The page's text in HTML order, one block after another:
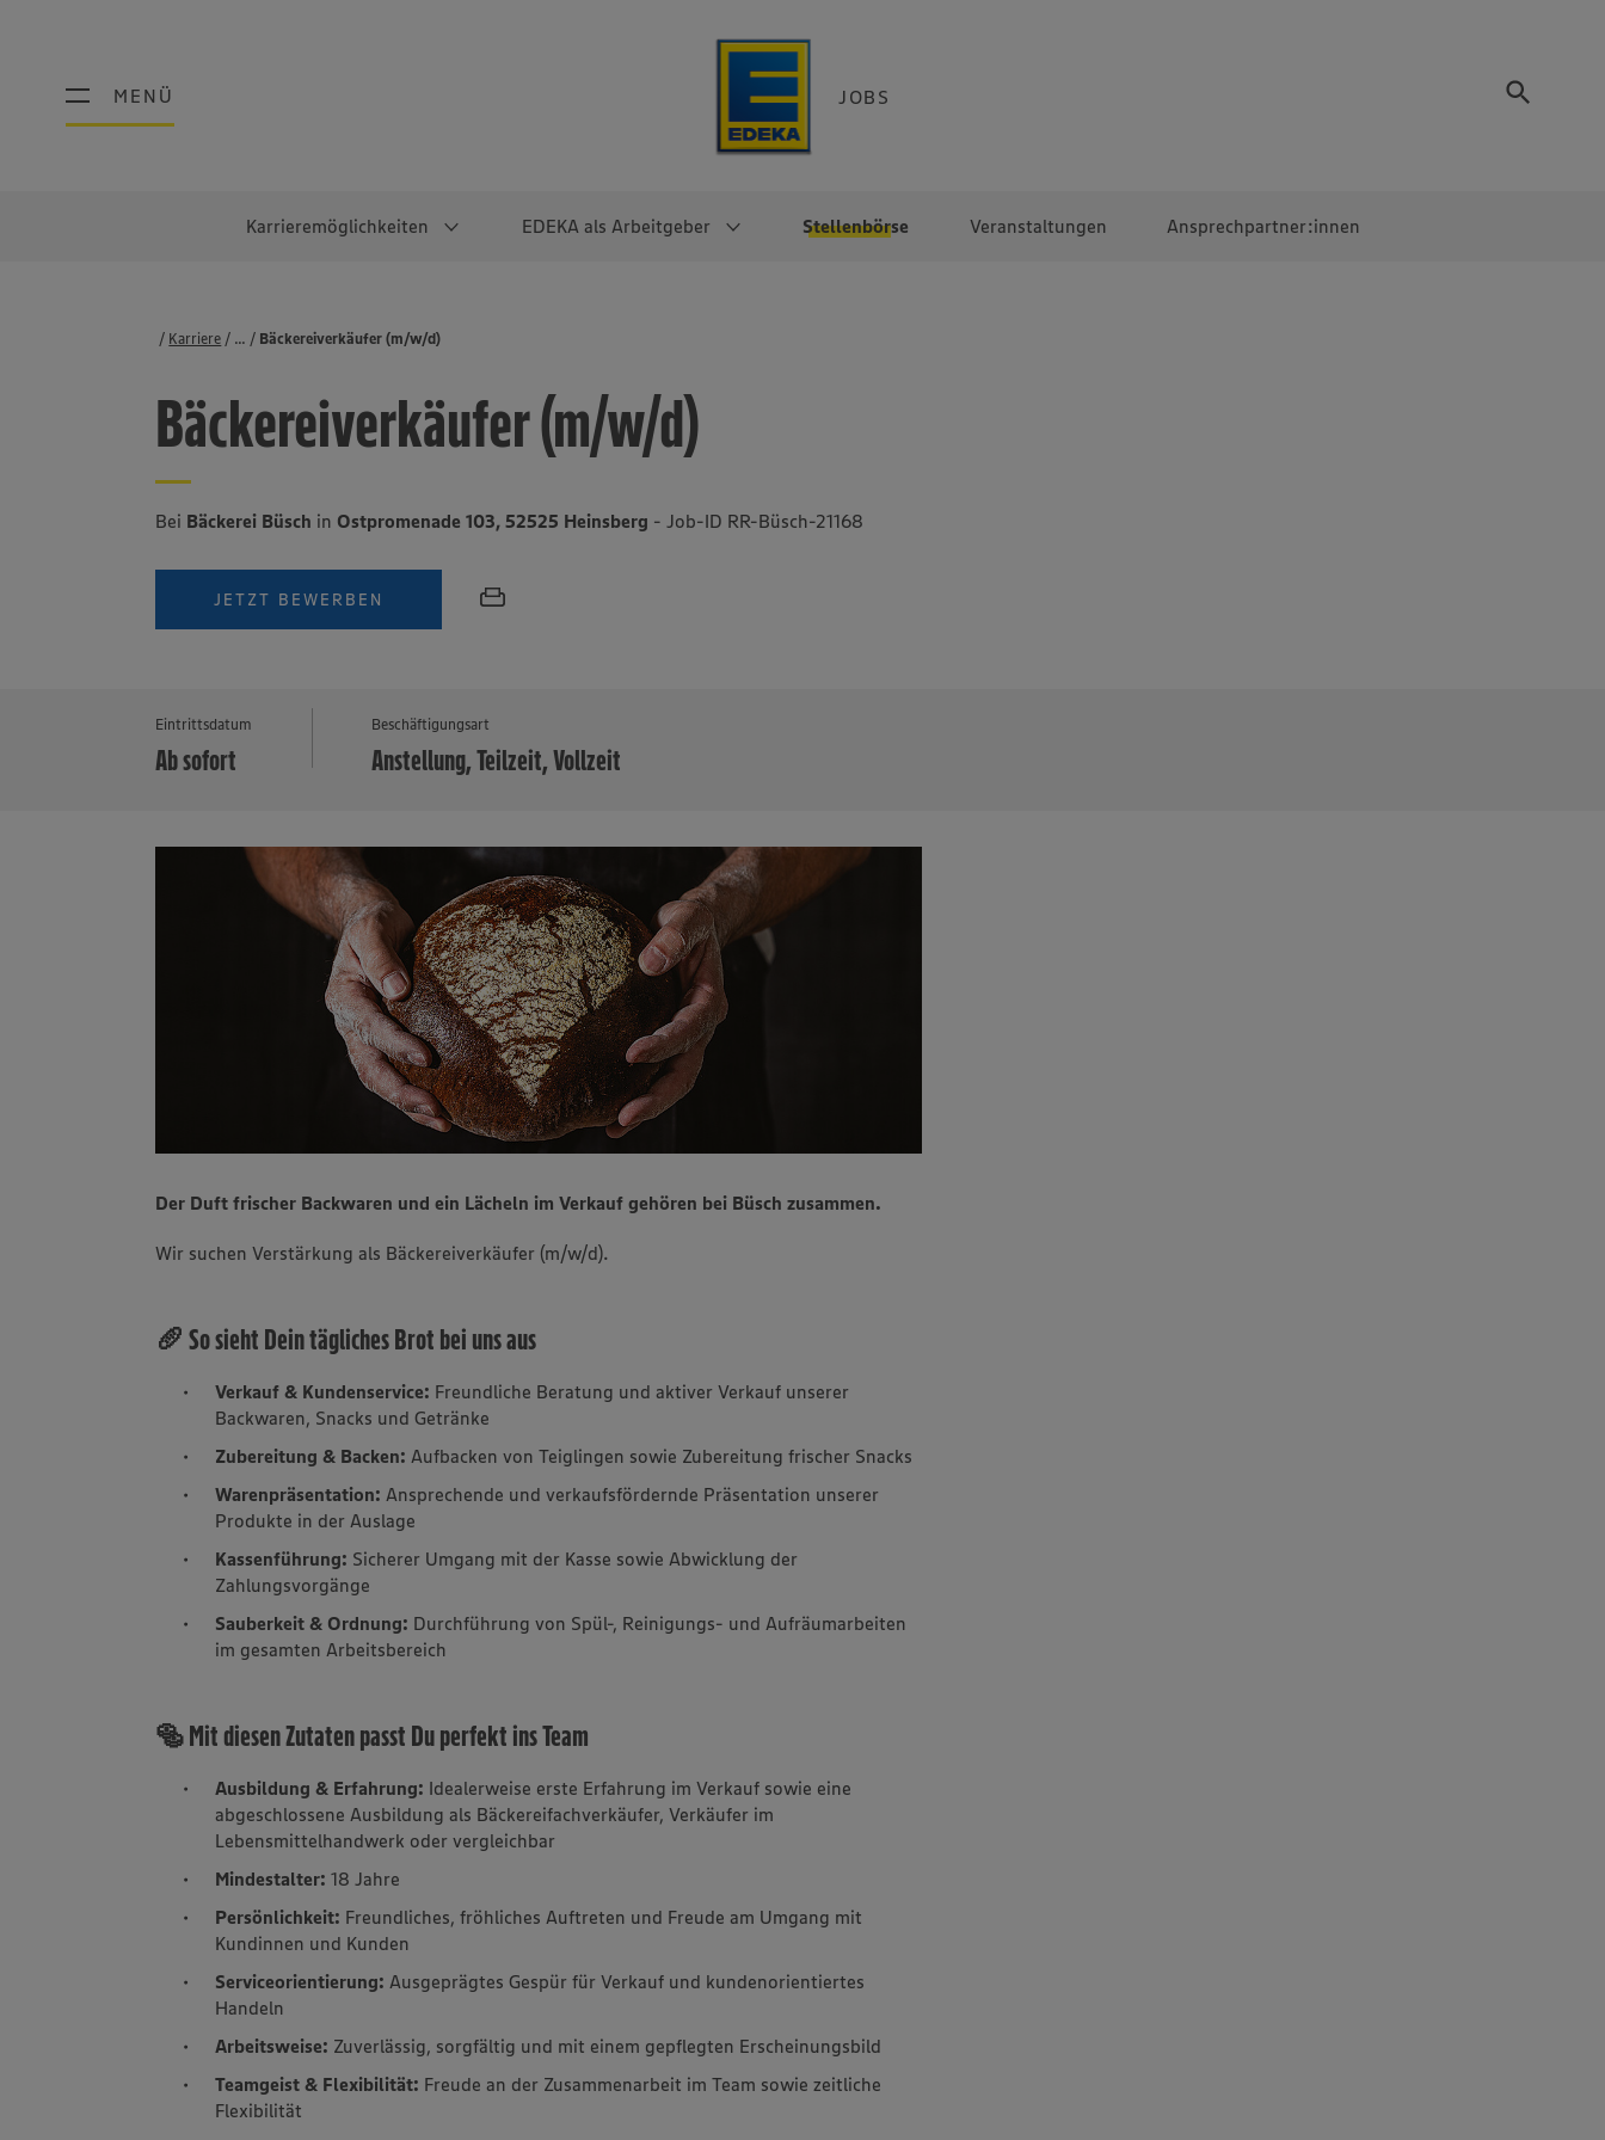
MENÜ JOBS
MENÜ
Karrieremöglichkeiten EDEKA als Arbeitgeber Stellenbörse Veranstaltungen Ansprechpartner:innen
Schülerpraktikum Abschlussarbeiten
Werkstudierendentätigkeit
Direkteinstieg
Noch Fragen?
Faires Gehalt
Diversität
Lebensmittelproduktion
Lager & Logistik
EDEKA-Zentrale
EDEKA Fruchtkontor
EDEKA-
Regionalgesellschaften
Karriere Stellenbörse
Bäckereiverkäufer (m/w/d)
...
Bäckereiverkäufer (m/w/d)
Bei Bäckerei Büsch in Ostpromenade 103, 52525 Heinsberg - Job-ID RR-Büsch-21168
JETZT BEWERBEN
Eintrittsdatum
Ab sofort
Beschäftigungsart
Anstellung, Teilzeit, Vollzeit
Der Duft frischer Backwaren und ein Lächeln im Verkauf gehören bei Büsch zusammen.
Wir suchen Verstärkung als Bäckereiverkäufer (m/w/d).
🥖 So sieht Dein tägliches Brot bei uns aus
Verkauf & Kundenservice: Freundliche Beratung und aktiver Verkauf unserer
Backwaren, Snacks und Getränke
Zubereitung & Backen: Aufbacken von Teiglingen sowie Zubereitung frischer Snacks
Warenpräsentation: Ansprechende und verkaufsfördernde Präsentation unserer
Produkte in der Auslage
Kassenführung: Sicherer Umgang mit der Kasse sowie Abwicklung der
Zahlungsvorgänge
Sauberkeit & Ordnung: Durchführung von Spül-, Reinigungs- und Aufräumarbeiten
im gesamten Arbeitsbereich
🥯 Mit diesen Zutaten passt Du perfekt ins Team
Ausbildung & Erfahrung: Idealerweise erste Erfahrung im Verkauf sowie eine
abgeschlossene Ausbildung als Bäckereifachverkäufer, Verkäufer im
Lebensmittelhandwerk oder vergleichbar
Mindestalter: 18 Jahre
Persönlichkeit: Freundliches, fröhliches Auftreten und Freude am Umgang mit
Kundinnen und Kunden
Serviceorientierung: Ausgeprägtes Gespür für Verkauf und kundenorientiertes
Handeln
Arbeitsweise: Zuverlässig, sorgfältig und mit einem gepflegten Erscheinungsbild
Teamgeist & Flexibilität: Freude an der Zusammenarbeit im Team sowie zeitliche
Flexibilität